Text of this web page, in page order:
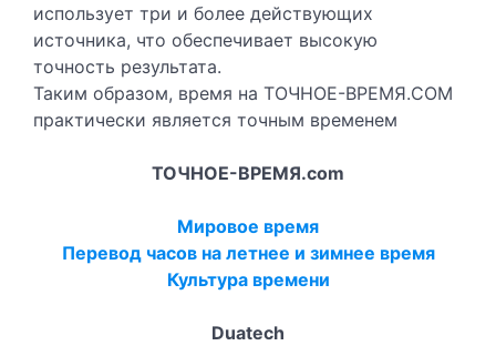
использует три и более действующих
источника, что обеспечивает высокую
точность результата.
Таким образом, время на ТОЧНОЕ-ВРЕМЯ.COM
практически является точным временем
ТОЧНОЕ-ВРЕМЯ.com
Мировое время
Перевод часов на летнее и зимнее время
Культура времени
Duatech